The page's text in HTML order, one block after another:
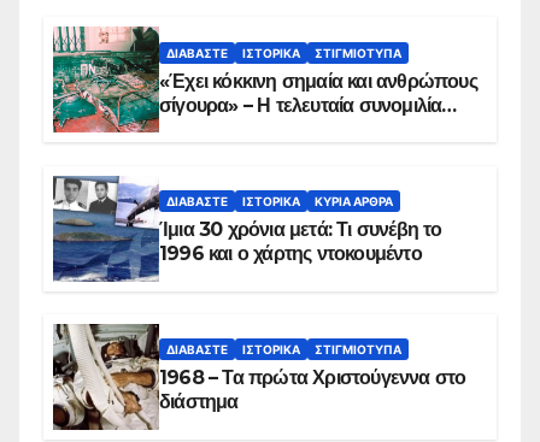
ΔΙΑΒΆΣΤΕ ΙΣΤΟΡΙΚΆ ΣΤΙΓΜΙΌΤΥΠΑ
«Έχει κόκκινη σημαία και ανθρώπους
σίγουρα» – Η τελευταία συνομιλία
ΔΙΑΒΆΣΤΕ ΙΣΤΟΡΙΚΆ ΚΥΡΙΑ ΑΡΘΡΑ
Ίμια 30 χρόνια μετά: Τι συνέβη το
1996 και ο χάρτης ντοκουμέντο
ΔΙΑΒΆΣΤΕ ΙΣΤΟΡΙΚΆ ΣΤΙΓΜΙΌΤΥΠΑ
1968 – Τα πρώτα Χριστούγεννα στο
διάστημα